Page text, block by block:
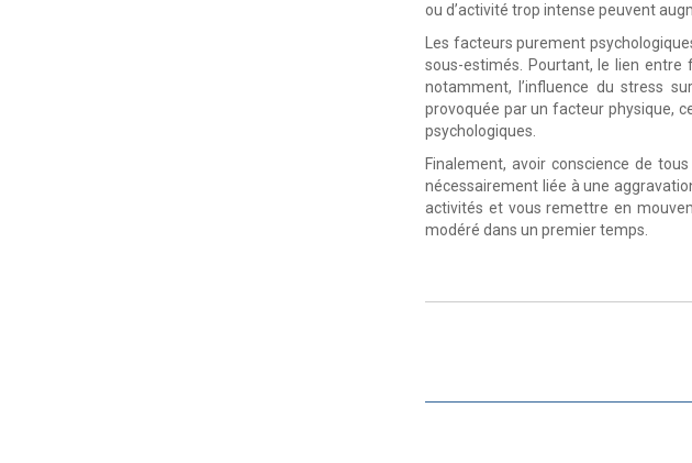
ou d’activité trop intense peuvent
Les facteurs purement
sous-estimés. Pourtant, le lien entre
notamment, l’influence du stress
provoquée par un facteur physique,
psychologiques.
Finalement, avoir conscience de
nécessairement liée à une
activités et vous remettre en
modéré dans un premier temps.